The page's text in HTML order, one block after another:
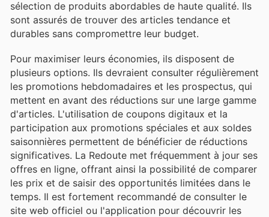
sélection de produits abordables de haute qualité. Ils
sont assurés de trouver des articles tendance et
durables sans compromettre leur budget.
Pour maximiser leurs économies, ils disposent de
plusieurs options. Ils devraient consulter régulièrement
les promotions hebdomadaires et les prospectus, qui
mettent en avant des réductions sur une large gamme
d'articles. L'utilisation de coupons digitaux et la
participation aux promotions spéciales et aux soldes
saisonnières permettent de bénéficier de réductions
significatives. La Redoute met fréquemment à jour ses
offres en ligne, offrant ainsi la possibilité de comparer
les prix et de saisir des opportunités limitées dans le
temps. Il est fortement recommandé de consulter le
site web officiel ou l'application pour découvrir les